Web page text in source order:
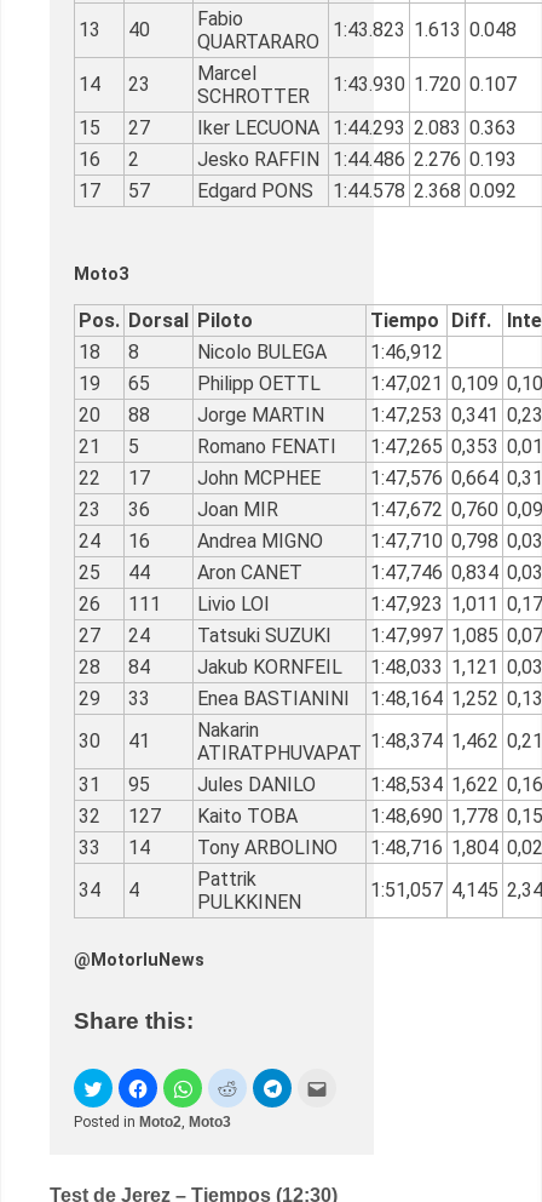
13 40
Fabio
QUARTARARO
1:43.823 1.613 0.048
14 23
Marcel
SCHROTTER
1:43.930 1.720 0.107
15
27 Iker LECUONA 1:44.293 2.083 0.363
16
2 Jesko RAFFIN 1:44.486 2.276 0.193
17
57 Edgard PONS 1:44.578 2.368 0.092
Moto3
Pos. Dorsal Piloto Tiempo Diff.
18
8 Nicolo BULEGA
1:46,912
19
65 Philipp OETTL 1:47,021 0,109
20
88 Jorge MARTIN 1:47,253 0,341
21
5 Romano FENATI 1:47,265 0,353
22
17 John MCPHEE 1:47,576 0,664
23
36 Joan MIR 1:47,672 0,760
24
16 Andrea MIGNO 1:47,710 0,798
25
44 Aron CANET 1:47,746 0,834
26
111 Livio LOI 1:47,923 1,011
27
24 Tatsuki SUZUKI 1:47,997 1,085
28
84 Jakub KORNFEIL 1:48,033 1,121
29
33 Enea BASTIANINI 1:48,164 1,252
30
41
Nakarin
ATIRATPHUVAPAT
1:48,374 1,462
31
95 Jules DANILO 1:48,534 1,622
32
127 Kaito TOBA 1:48,690 1,778
33
14 Tony ARBOLINO 1:48,716 1,804
34
4
Pattrik
PULKKINEN
1:51,057 4,145
@MotorluNews
Share this:
Posted in Moto2, Moto3
Test de Jerez – Tiempos (12:30)